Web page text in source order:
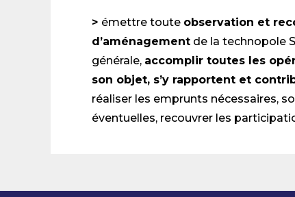
> émettre toute observation et
d’aménagement de la technopole
générale, accomplir toutes les
son objet, s’y rapportent et
réaliser les emprunts nécessaires,
éventuelles, recouvrer les